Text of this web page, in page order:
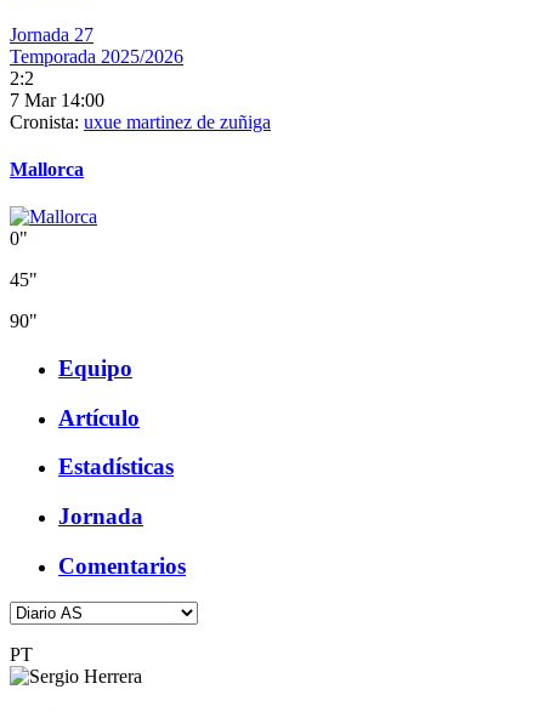
Jornada 27
Temporada 2025/2026
2:2
7 Mar 14:00
Cronista: uxue martinez de zuñiga
Mallorca
0"
45"
90"
Equipo
Artículo
Estadísticas
Jornada
Comentarios
PT